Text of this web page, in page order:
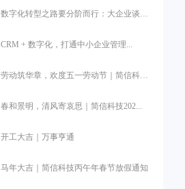
数字化转型之路要分阶而行：大企业谈战...
CRM + 数字化，打通中小企业管理...
劳动筑华章，欢度五一劳动节｜简信科技...
春和景明，清风寄哀思｜简信科技202...
开工大吉｜万事亨通
马年大吉｜简信科技丙午年春节放假通知